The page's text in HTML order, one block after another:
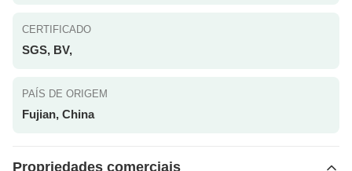
CERTIFICADO
SGS, BV,
PAÍS DE ORIGEM
Fujian, China
Propriedades comerciais